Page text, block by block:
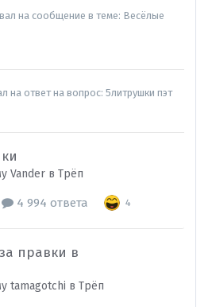
на сообщение в теме: Весёлые
на ответ на вопрос: 5литрушки пэт
Vander в Трёп
4 994 ответа 4
правки в
tamagotchi в Трёп